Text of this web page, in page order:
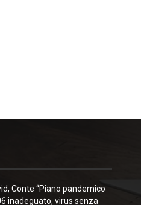
Conte “Piano pandemico
inadeguato, virus senza